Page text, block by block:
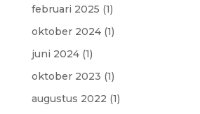
februari 2025 (1)
oktober 2024(1)
juni 2024(1)
oktober 2023 (1)
augustus 2022 (1)